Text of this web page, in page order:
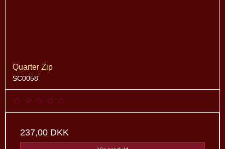
Quarter Zip
SC0058
237,00 DKK